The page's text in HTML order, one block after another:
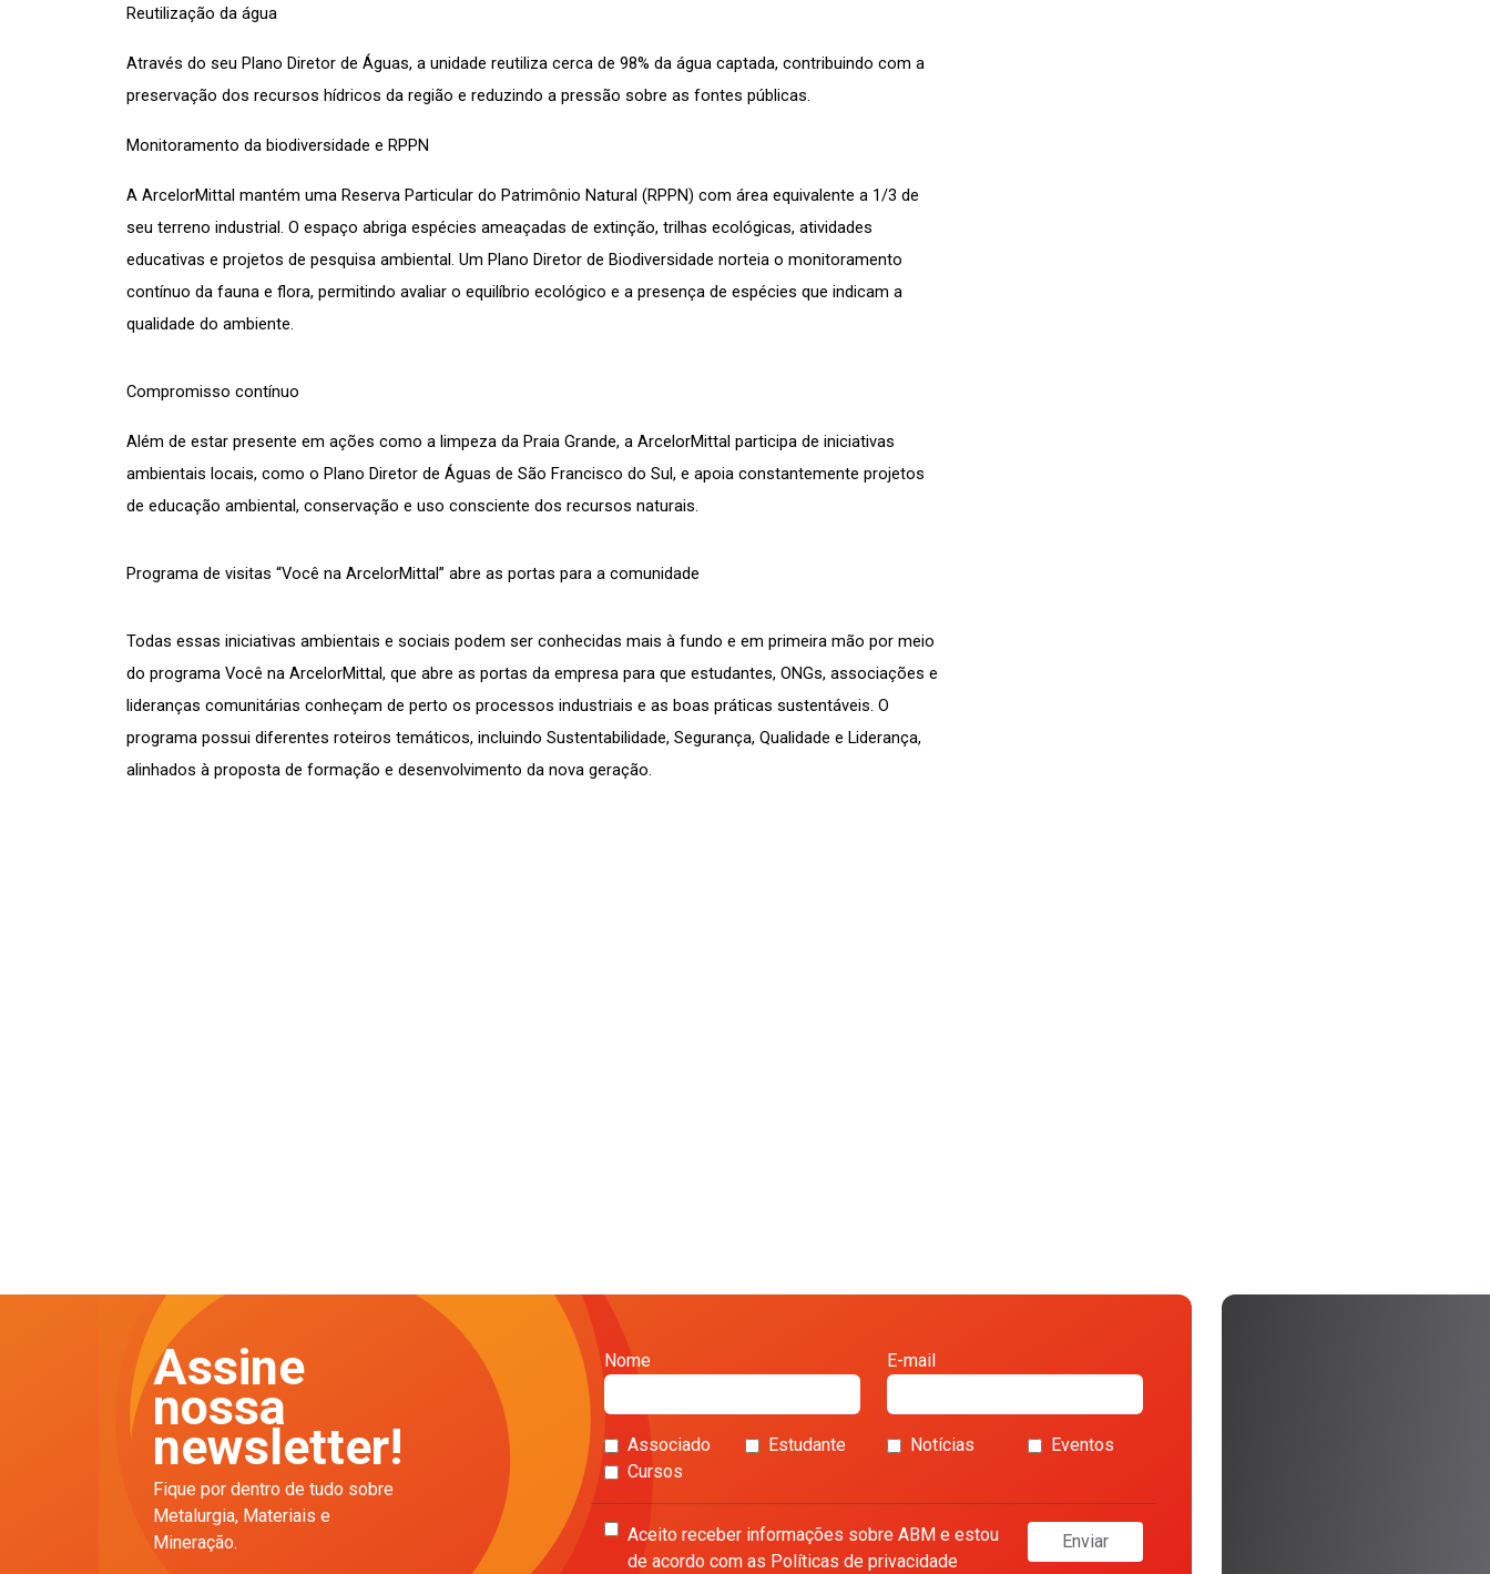
Reutilização da água
Através do seu Plano Diretor de Águas, a unidade reutiliza cerca de 98% da água captada, contribuindo com a
preservação dos recursos hídricos da região e reduzindo a pressão sobre as fontes públicas.
Monitoramento da biodiversidade e RPPN
A ArcelorMittal mantém uma Reserva Particular do Patrimônio Natural (RPPN) com área equivalente a 1/3 de
seu terreno industrial. O espaço abriga espécies ameaçadas de extinção, trilhas ecológicas, atividades
educativas e projetos de pesquisa ambiental. Um Plano Diretor de Biodiversidade norteia o monitoramento
contínuo da fauna e flora, permitindo avaliar o equilíbrio ecológico e a presença de espécies que indicam a
qualidade do ambiente.
Compromisso contínuo
Além de estar presente em ações como a limpeza da Praia Grande, a ArcelorMittal participa de iniciativas
ambientais locais, como o Plano Diretor de Águas de São Francisco do Sul, e apoia constantemente projetos
de educação ambiental, conservação e uso consciente dos recursos naturais.
Programa de visitas “Você na ArcelorMittal” abre as portas para a comunidade
Todas essas iniciativas ambientais e sociais podem ser conhecidas mais à fundo e em primeira mão por meio
do programa Você na ArcelorMittal, que abre as portas da empresa para que estudantes, ONGs, associações e
lideranças comunitárias conheçam de perto os processos industriais e as boas práticas sustentáveis. O
programa possui diferentes roteiros temáticos, incluindo Sustentabilidade, Segurança, Qualidade e Liderança,
alinhados à proposta de formação e desenvolvimento da nova geração.
Assine
nossa
newsletter!
Fique por dentro de tudo sobre
Metalurgia, Materiais e
Mineração.
Nome E-mail
Associado Estudante Notícias
Eventos
Cursos
Aceito receber informações sobre ABM e estou
de acordo com as Políticas de privacidade
Enviar